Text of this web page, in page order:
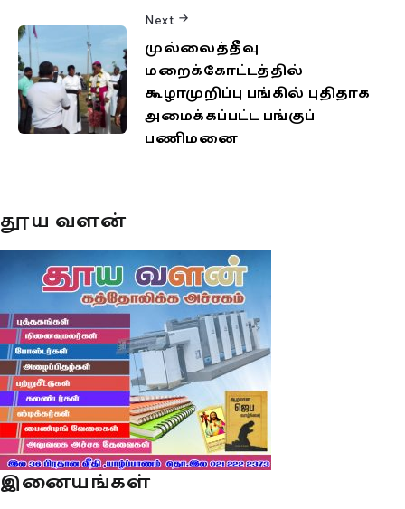
Next
முல்லைத்தீவு
மறைக்கோட்டத்தில்
கூழாமுறிப்பு பங்கில் புதிதாக
அமைக்கப்பட்ட பங்குப்
பணிமனை
தூய வளன்
இனையங்கள்